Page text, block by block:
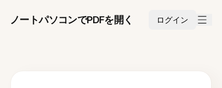
ノートパソコンでPDFを開く ログイン